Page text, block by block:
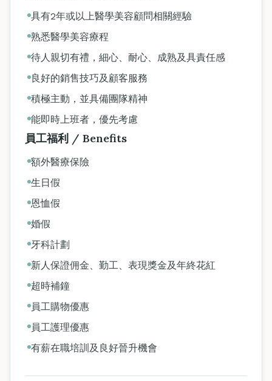
具有2年或以上醫學美容顧問相關經驗
熟悉醫學美容療程
待人親切有禮，細心、耐心、成熟及具責任感
良好的銷售技巧及顧客服務
積極主動，並具備團隊精神
能即時上班者，優先考慮
員工福利 / Benefits
額外醫療保險
生日假
恩恤假
婚假
牙科計劃
新人保證佣金、勤工、表現獎金及年終花紅
超時補鐘
員工購物優惠
員工護理優惠
有薪在職培訓及良好晉升機會